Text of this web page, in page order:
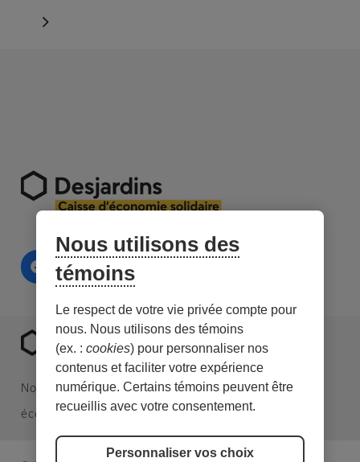
Nous sommes une caisse Desjardins spécialisée en
économie sociale et en investissement responsable.
Nous utilisons des
témoins
Le respect de votre vie privée compte pour
nous. Nous utilisons des témoins
(ex. : cookies) pour personnaliser nos
contenus et faciliter votre expérience
numérique. Certains témoins peuvent être
recueillis avec votre consentement.
Personnaliser vos choix